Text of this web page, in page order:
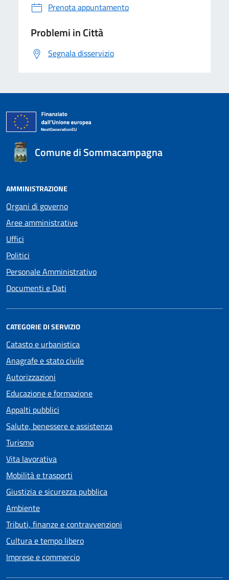
Prenota appuntamento
Problemi in Città
Segnala disservizio
Comune di Sommacampagna
AMMINISTRAZIONE
Organi di governo
Aree amministrative
Uffici
Politici
Personale Amministrativo
Documenti e Dati
CATEGORIE DI SERVIZIO
Catasto e urbanistica
Anagrafe e stato civile
Autorizzazioni
Educazione e formazione
Appalti pubblici
Salute, benessere e assistenza
Turismo
Vita lavorativa
Mobilità e trasporti
Giustizia e sicurezza pubblica
Ambiente
Tributi, finanze e contravvenzioni
Cultura e tempo libero
Imprese e commercio